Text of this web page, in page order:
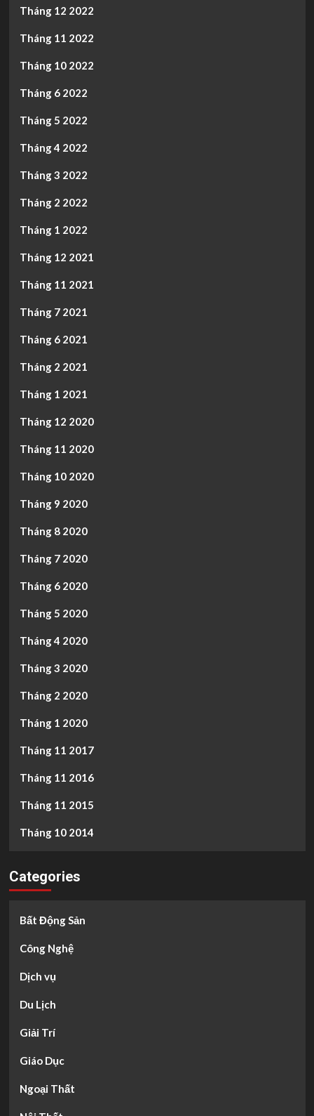
Tháng 12 2022
Tháng 11 2022
Tháng 10 2022
Tháng 6 2022
Tháng 5 2022
Tháng 4 2022
Tháng 3 2022
Tháng 2 2022
Tháng 1 2022
Tháng 12 2021
Tháng 11 2021
Tháng 7 2021
Tháng 6 2021
Tháng 2 2021
Tháng 1 2021
Tháng 12 2020
Tháng 11 2020
Tháng 10 2020
Tháng 9 2020
Tháng 8 2020
Tháng 7 2020
Tháng 6 2020
Tháng 5 2020
Tháng 4 2020
Tháng 3 2020
Tháng 2 2020
Tháng 1 2020
Tháng 11 2017
Tháng 11 2016
Tháng 11 2015
Tháng 10 2014
Categories
Bất Động Sản
Công Nghệ
Dịch vụ
Du Lịch
Giải Trí
Giáo Dục
Ngoại Thất